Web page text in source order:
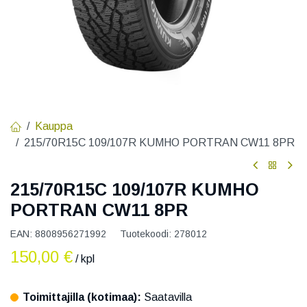
Kauppa
215/70R15C 109/107R KUMHO PORTRAN CW11 8PR
215/70R15C 109/107R KUMHO
PORTRAN CW11 8PR
EAN: 8808956271992 Tuotekoodi: 278012
150,00 € / kpl
Toimittajilla (kotimaa): Saatavilla